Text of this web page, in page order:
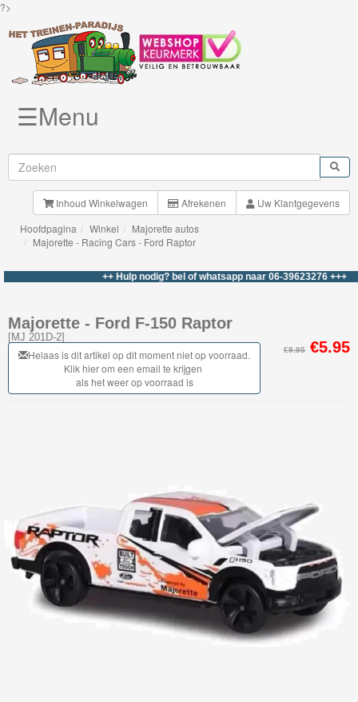
?>
Brio
Treinen
BigJigs
&
Road
Märklin
World
Treinen
Thomas
Trackmaster
motorized
☰Menu
Inhoud Winkelwagen Afrekenen
Uw Klantgegevens
Hoofdpagina
Winkel
Majorette autos
Majorette - Racing Cars - Ford Raptor
++ Hulp nodig? bel of whatsapp naar 06-39623276 +++
€9.95 €5.95
Majorette - Ford F-150 Raptor
[MJ 201D-2]
Helaas is dit artikel op dit moment niet op voorraad.
Klik hier om een email te krijgen
als het weer op voorraad is